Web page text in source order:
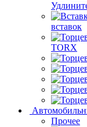
вставок
TORX
Прочее